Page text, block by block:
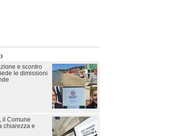
e scontro
le dimissioni
il Comune
chiarezza e